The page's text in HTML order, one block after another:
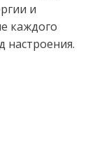
и
каждого
настроения.